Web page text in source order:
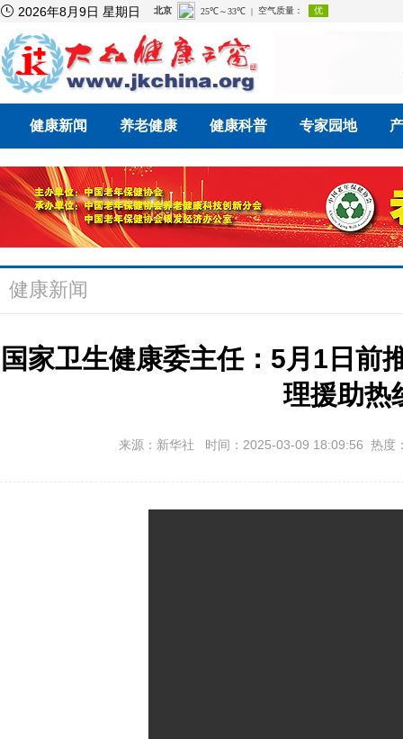
 2026年8月9日 星期日
健康新闻 养老健康 健康科普 专家园地
健康新闻
国家卫生健康委主任：5月1日前
理援助热
来源：新华社 时间：2025-03-09 18:09:56 热度